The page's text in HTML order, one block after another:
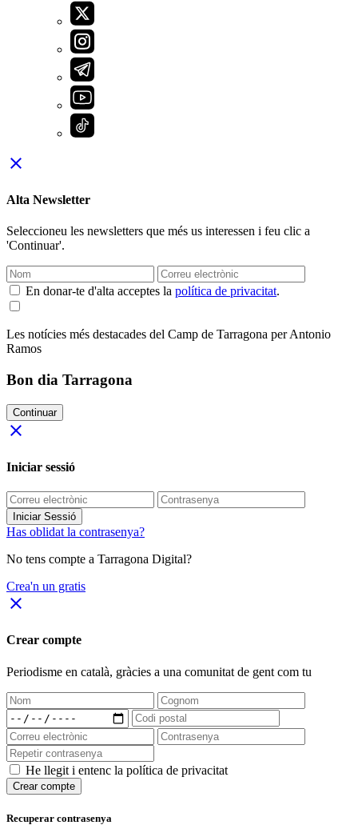
close
Alta Newsletter
Seleccioneu les newsletters que més us interessen i feu clic a
'Continuar'.
En donar-te d'alta acceptes la política de privacitat.
Les notícies més destacades del Camp de Tarragona per Antonio
Ramos
Bon dia Tarragona
Continuar
close
Iniciar sessió
Iniciar Sessió
Has oblidat la contrasenya?
No tens compte a Tarragona Digital?
Crea'n un gratis
close
Crear compte
Periodisme en català, gràcies a una comunitat de gent com tu
He llegit i entenc la política de privacitat
Crear compte
Recuperar contrasenya